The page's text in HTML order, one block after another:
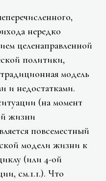
нередко
целенаправленной
политики,
модель
и недостатками.
(на момент
жизни
повсеместный
модели жизни к
(или 4-ой
см.1.1.). Что